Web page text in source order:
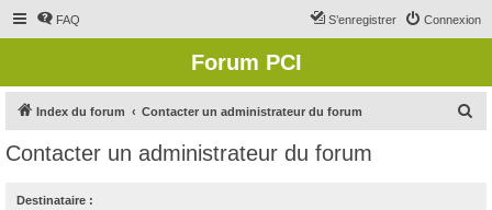
FAQ Connexion
S’enregistrer
Forum PCI
Index du forum Contacter un administrateur du forum
Contacter un administrateur du forum
Destinataire :